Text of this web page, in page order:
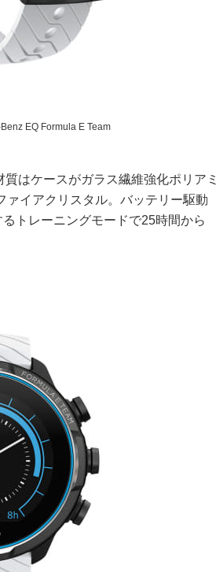
EQ Formula E Team
はケースがガラス繊維強化ポリアミ
ァイアクリスタル。バッテリー駆動
トレーニングモードで25時間から